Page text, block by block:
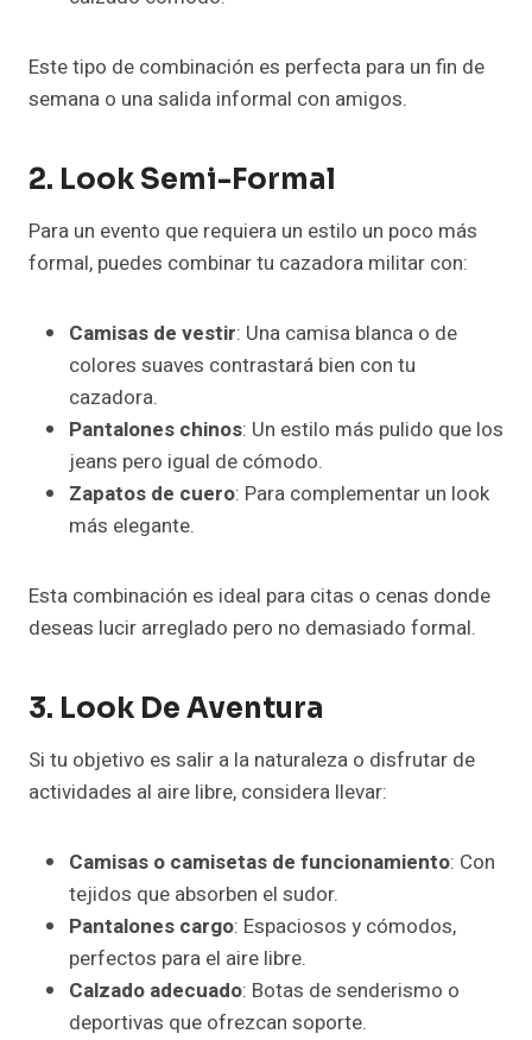
Este tipo de combinación es perfecta para un fin de
semana o una salida informal con amigos.
2. Look Semi-Formal
Para un evento que requiera un estilo un poco más
formal, puedes combinar tu cazadora militar con:
Camisas de vestir: Una camisa blanca o de
colores suaves contrastará bien con tu
cazadora.
Pantalones chinos: Un estilo más pulido que los
jeans pero igual de cómodo.
Zapatos de cuero: Para complementar un look
más elegante.
Esta combinación es ideal para citas o cenas donde
deseas lucir arreglado pero no demasiado formal.
3. Look De Aventura
Si tu objetivo es salir a la naturaleza o disfrutar de
actividades al aire libre, considera llevar:
Camisas o camisetas de funcionamiento: Con
tejidos que absorben el sudor.
Pantalones cargo: Espaciosos y cómodos,
perfectos para el aire libre.
Calzado adecuado: Botas de senderismo o
deportivas que ofrezcan soporte.